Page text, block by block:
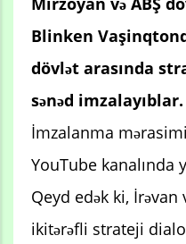
Blinken
dövlət arasında
sənəd imzalayıblar.
İmzalanma
YouTube kanalında
Qeyd edək ki, İrəvan
ikitərəfli strateji